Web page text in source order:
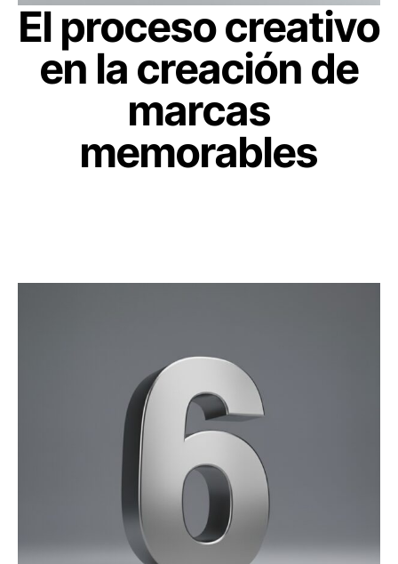
El proceso creativo
en la creación de
marcas
memorables